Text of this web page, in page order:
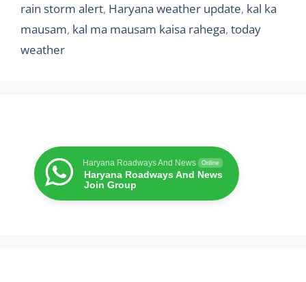
rain storm alert, Haryana weather update, kal ka
mausam, kal ma mausam kaisa rahega, today
weather
Haryana Roadways And News Online
Haryana Roadways And News
Join Group